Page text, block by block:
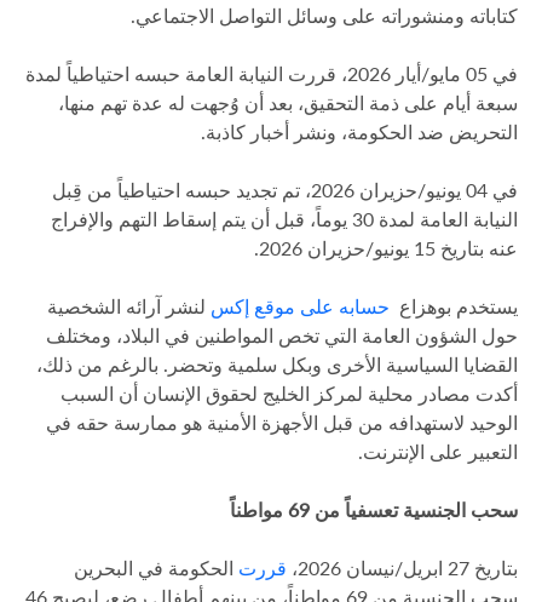
كتاباته ومنشوراته على وسائل التواصل الاجتماعي.
في 05 مايو/أيار 2026، قررت النيابة العامة حبسه احتياطياً لمدة
سبعة أيام على ذمة التحقيق، بعد أن وُجهت له عدة تهم منها،
التحريض ضد الحكومة، ونشر أخبار كاذبة.
في 04 يونيو/حزيران 2026، تم تجديد حبسه احتياطياً من قِبل
النيابة العامة لمدة 30 يوماً، قبل أن يتم إسقاط التهم والإفراج
عنه بتاريخ 15 يونيو/حزيران 2026.
يستخدم بوهزاع حسابه على موقع إكس لنشر آرائه الشخصية
حول الشؤون العامة التي تخص المواطنين في البلاد، ومختلف
القضايا السياسية الأخرى وبكل سلمية وتحضر. بالرغم من ذلك،
أكدت مصادر محلية لمركز الخليج لحقوق الإنسان أن السبب
الوحيد لاستهدافه من قبل الأجهزة الأمنية هو ممارسة حقه في
التعبير على الإنترنت.
سحب الجنسية تعسفياً من 69 مواطناً
بتاريخ 27 ابريل/نيسان 2026، قررت الحكومة في البحرين
سحب الجنسية من 69 مواطناً، من بينهم أطفال رضع، ليصبح 46